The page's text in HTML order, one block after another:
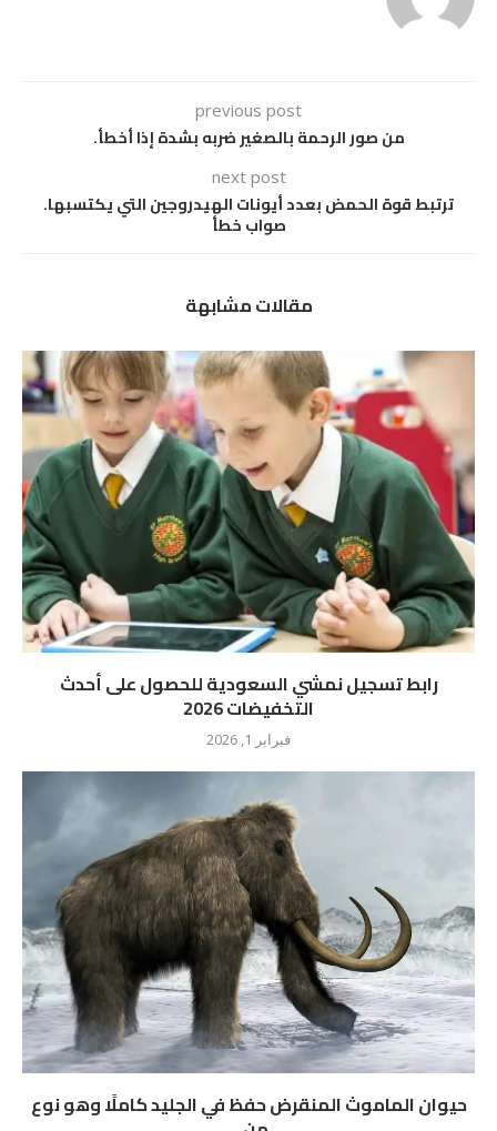
previous post
من صور الرحمة بالصغير ضربه بشدة إذا أخطأ.
next post
ترتبط قوة الحمض بعدد أيونات الهيدروجين التي يكتسبها.
صواب خطأ
مقالات مشابهة
رابط تسجيل نمشي السعودية للحصول على أحدث
التخفيضات 2026
فبراير 1, 2026
حيوان الماموث المنقرض حفظ في الجليد كاملًا وهو نوع